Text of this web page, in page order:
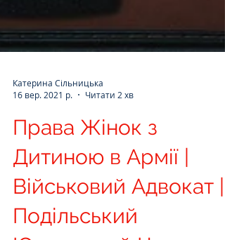
Катерина Сільницька
16 вер. 2021 р.
Читати 2 хв
Права Жінок з
Дитиною в Армії |